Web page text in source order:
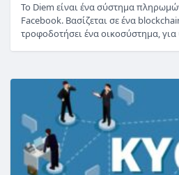
Το Diem είναι ένα σύστημα
Facebook. Βασίζεται σε ένα
τροφοδοτήσει ένα οικοσύστημα,